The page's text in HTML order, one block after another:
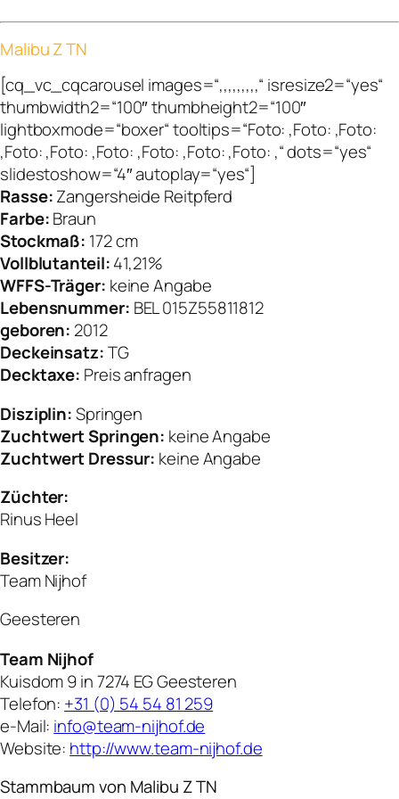
Malibu Z TN
[cq_vc_cqcarousel images=“,,,,,,,,,“ isresize2=“yes“
thumbwidth2=“100″ thumbheight2=“100″
lightboxmode=“boxer“ tooltips=“Foto: ,Foto: ,Foto:
,Foto: ,Foto: ,Foto: ,Foto: ,Foto: ,Foto: ,“ dots=“yes“
slidestoshow=“4″ autoplay=“yes“]
Rasse:Zangersheide Reitpferd
Farbe:Braun
Stockmaß: 172 cm
Vollblutanteil:41,21%
WFFS-Träger: keine Angabe
Lebensnummer: BEL 015Z55811812
geboren: 2012
Deckeinsatz:TG
Decktaxe: Preis anfragen
Disziplin:Springen
Zuchtwert Springen: keine Angabe
Zuchtwert Dressur: keine Angabe
Züchter:
Rinus Heel
Besitzer:
Team Nijhof
Geesteren
Team Nijhof
Kuisdom 9 in 7274 EG Geesteren
Telefon: +31 (0) 54 54 81 259
e-Mail: info@team-nijhof.de
Website: http://www.team-nijhof.de
Stammbaum von Malibu Z TN